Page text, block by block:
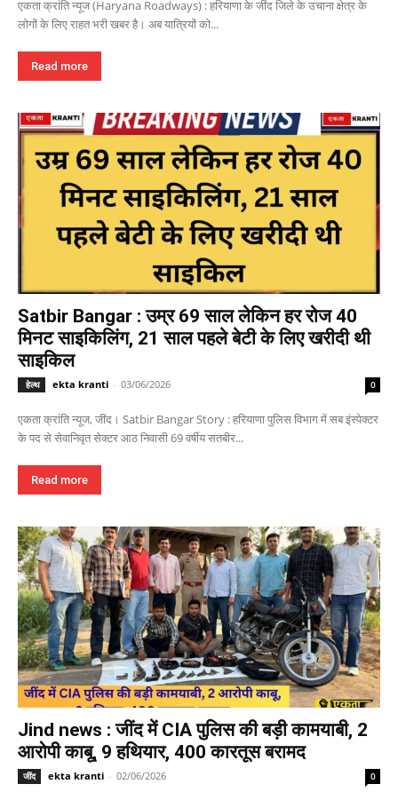
एकता क्रांति न्यूज (Haryana Roadways) : हरियाणा के जींद जिले के उचाना क्षेत्र के
लोगों के लिए राहत भरी खबर है। अब यात्रियों को...
Read more
Satbir Bangar : उम्र 69 साल लेकिन हर रोज 40
मिनट साइकिलिंग, 21 साल पहले बेटी के लिए खरीदी थी
साइकिल
हेल्थ ekta kranti - 03/06/2026 0
एकता क्रांति न्यूज, जींद। Satbir Bangar Story : हरियाणा पुलिस विभाग में सब इंस्पेक्टर
के पद से सेवानिवृत सेक्टर आठ निवासी 69 वर्षीय सतबीर...
Read more
Jind news : जींद में CIA पुलिस की बड़ी कामयाबी, 2
आरोपी काबू, 9 हथियार, 400 कारतूस बरामद
जींद ekta kranti - 02/06/2026 0